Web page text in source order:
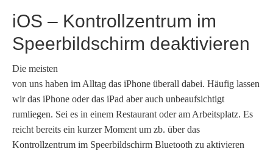
iOS – Kontrollzentrum im
Speerbildschirm deaktivieren
Die meisten
von uns haben im Alltag das iPhone überall dabei. Häufig lassen
wir das iPhone oder das iPad aber auch unbeaufsichtigt
rumliegen. Sei es in einem Restaurant oder am Arbeitsplatz. Es
reicht bereits ein kurzer Moment um zb. über das
Kontrollzentrum im Speerbildschirm Bluetooth zu aktivieren